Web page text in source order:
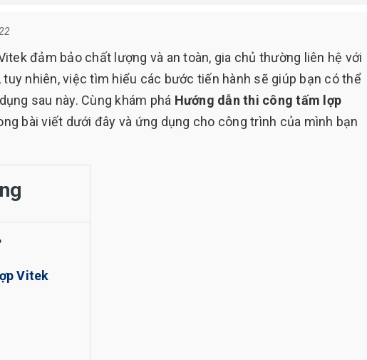
đảm bảo chất lượng và an toàn, gia chủ thường liên hệ với
nhiên, việc tìm hiểu các bước tiến hành sẽ giúp bạn có thể
sau này. Cùng khám phá Hướng dẫn thi công tấm lợp
bài viết dưới đây và ứng dụng cho công trình của mình bạn
Vitek